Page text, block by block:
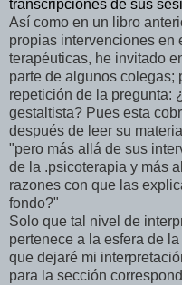
transcripciones de sus
Así como en un libro
propias intervenciones en
terapéuticas, he invitado
parte de algunos colegas;
repetición de la pregunta:
gestaltista? Pues esta
después de leer su
"pero más allá de sus
de la .psicoterapia y más
razones con que las
fondo?"
Solo que tal nivel de
pertenece a la esfera de
que dejaré mi
para la sección